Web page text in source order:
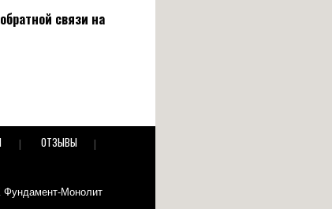
связи на
ОТЗЫВЫ
Монолит